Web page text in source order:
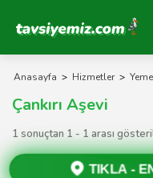
Tavsiyemiz Anasayfa
Anasayfa > Hizmetler >
Çankırı Aşevi
1 sonuçtan 1 - 1 arası
TIKLA -